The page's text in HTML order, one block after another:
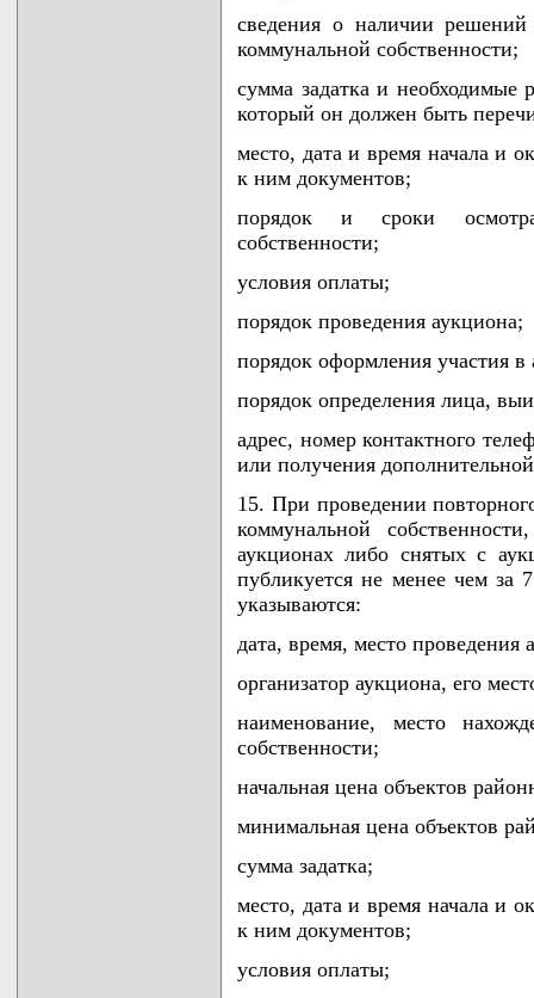
сведения о наличии
коммунальной собственности;
сумма задатка и необходимые
который он должен быть
место, дата и время начала и
к ним документов;
порядок и сроки
собственности;
условия оплаты;
порядок проведения аукциона;
порядок оформления участия в
порядок определения лица,
адрес, номер контактного
или получения
15. При проведении
коммунальной
аукционах либо снятых с
публикуется не менее чем за
указываются:
дата, время, место проведения
организатор аукциона, его
наименование, место
собственности;
начальная цена объектов
минимальная цена объектов
сумма задатка;
место, дата и время начала и
к ним документов;
условия оплаты;